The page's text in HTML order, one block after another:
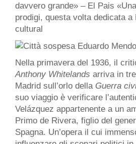
davvero grande» – El Pais
prodigi, questa volta dedicata a
cultural
Nella primavera del 1936, il
Anthony Whitelands arriva in
Madrid sull’orlo della Guerra
suo viaggio è verificare
Velázquez appartenente a un
Primo de Rivera, figlio del
Spagna. Un’opera il cui